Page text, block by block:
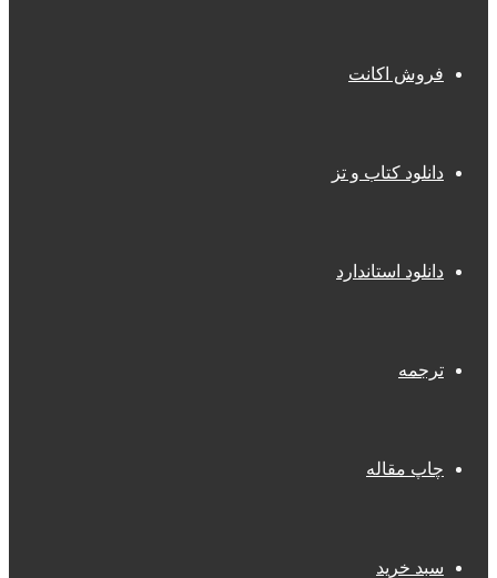
فروش اکانت
دانلود کتاب و تز
دانلود استاندارد
ترجمه
چاپ مقاله
سبد خرید